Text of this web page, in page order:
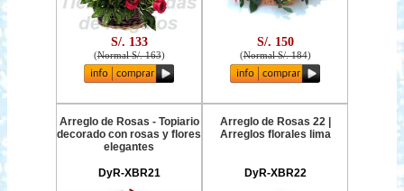
S/. 133
(Normal S/. 163)
S/. 150
(Normal S/. 184)
Arreglo de Rosas - Topiario
decorado con rosas y flores
elegantes
DyR-XBR21
Arreglo de Rosas 22 |
Arreglos florales lima
DyR-XBR22